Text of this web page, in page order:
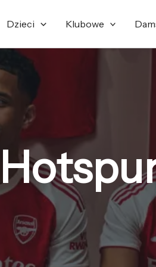
Dzieci Klubowe